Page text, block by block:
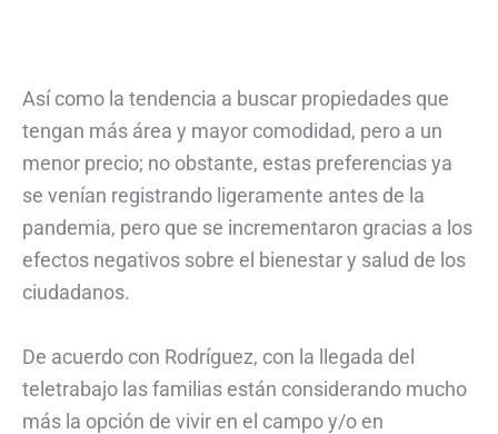
Así como la tendencia a buscar propiedades que
tengan más área y mayor comodidad, pero a un
menor precio; no obstante, estas preferencias ya
se venían registrando ligeramente antes de la
pandemia, pero que se incrementaron gracias a los
efectos negativos sobre el bienestar y salud de los
ciudadanos.
De acuerdo con Rodríguez, con la llegada del
teletrabajo las familias están considerando mucho
más la opción de vivir en el campo y/o en